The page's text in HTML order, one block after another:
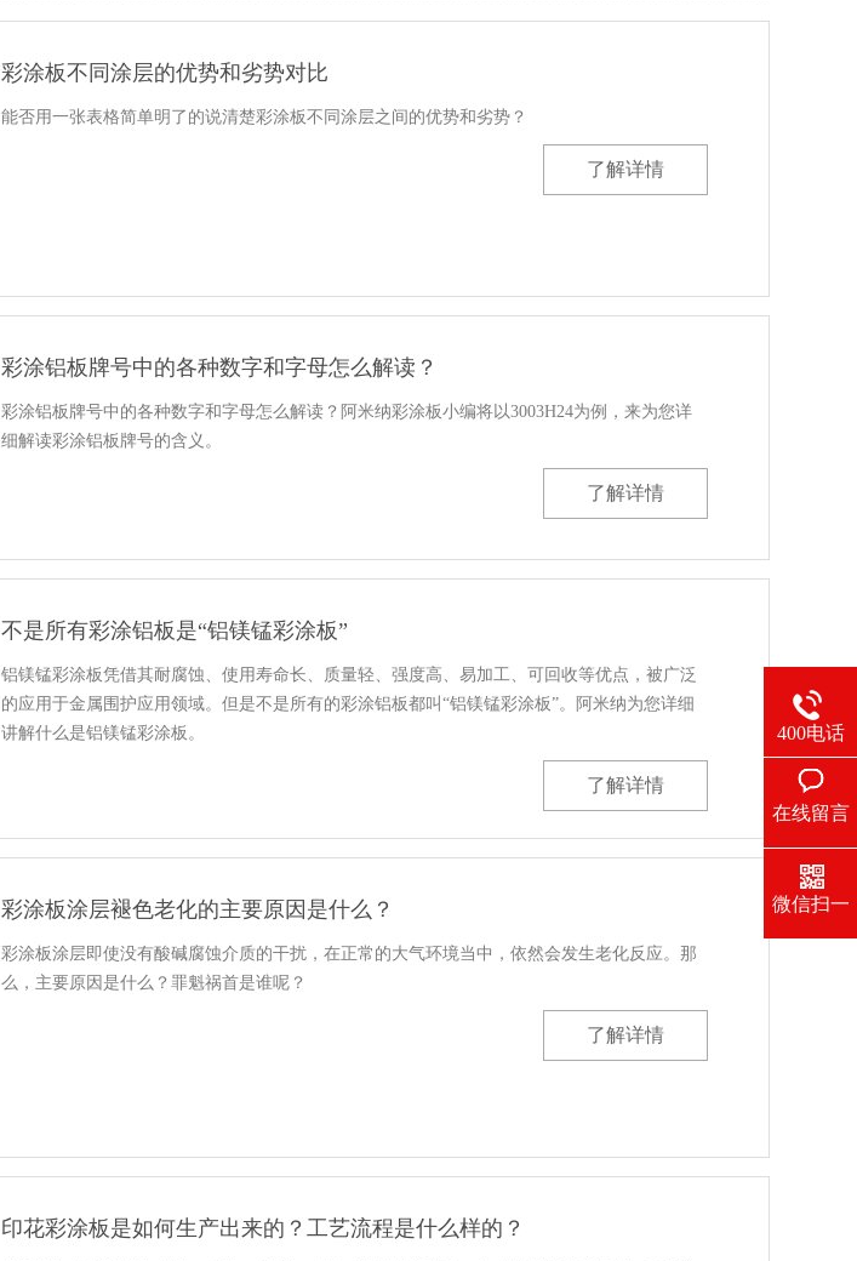
彩涂板不同涂层的优势和劣势对比
能否用一张表格简单明了的说清楚彩涂板不同涂层之间的优势和劣势？
了解详情
彩涂铝板牌号中的各种数字和字母怎么解读？
彩涂铝板牌号中的各种数字和字母怎么解读？阿米纳彩涂板小编将以3003H24为例，来为您详
细解读彩涂铝板牌号的含义。
了解详情
不是所有彩涂铝板是“铝镁锰彩涂板”
铝镁锰彩涂板凭借其耐腐蚀、使用寿命长、质量轻、强度高、易加工、可回收等优点，被广泛
的应用于金属围护应用领域。但是不是所有的彩涂铝板都叫“铝镁锰彩涂板”。阿米纳为您详细
讲解什么是铝镁锰彩涂板。
了解详情
彩涂板涂层褪色老化的主要原因是什么？
彩涂板涂层即使没有酸碱腐蚀介质的干扰，在正常的大气环境当中，依然会发生老化反应。那
么，主要原因是什么？罪魁祸首是谁呢？
了解详情
印花彩涂板是如何生产出来的？工艺流程是什么样的？
400电话
在线留言
微信扫一